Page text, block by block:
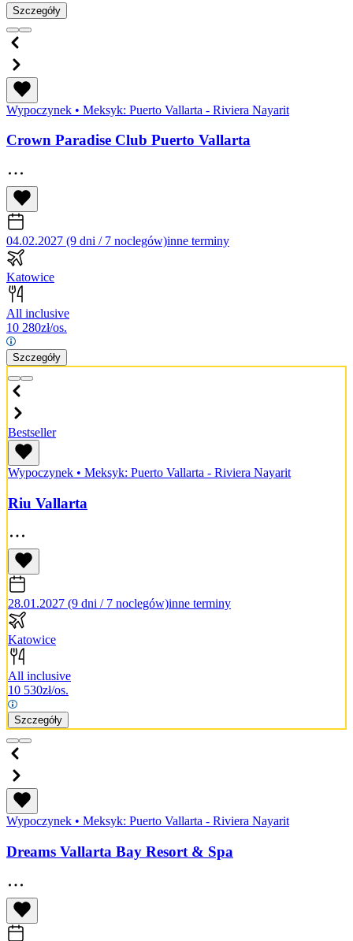
Szczegóły
Wypoczynek • Meksyk: Puerto Vallarta - Riviera Nayarit
Crown Paradise Club Puerto Vallarta
04.02.2027 (9 dni / 7 noclegów)inne terminy
Katowice
All inclusive
10 280zł/os.
Szczegóły
Bestseller
Wypoczynek • Meksyk: Puerto Vallarta - Riviera Nayarit
Riu Vallarta
28.01.2027 (9 dni / 7 noclegów)inne terminy
Katowice
All inclusive
10 530zł/os.
Szczegóły
Wypoczynek • Meksyk: Puerto Vallarta - Riviera Nayarit
Dreams Vallarta Bay Resort & Spa